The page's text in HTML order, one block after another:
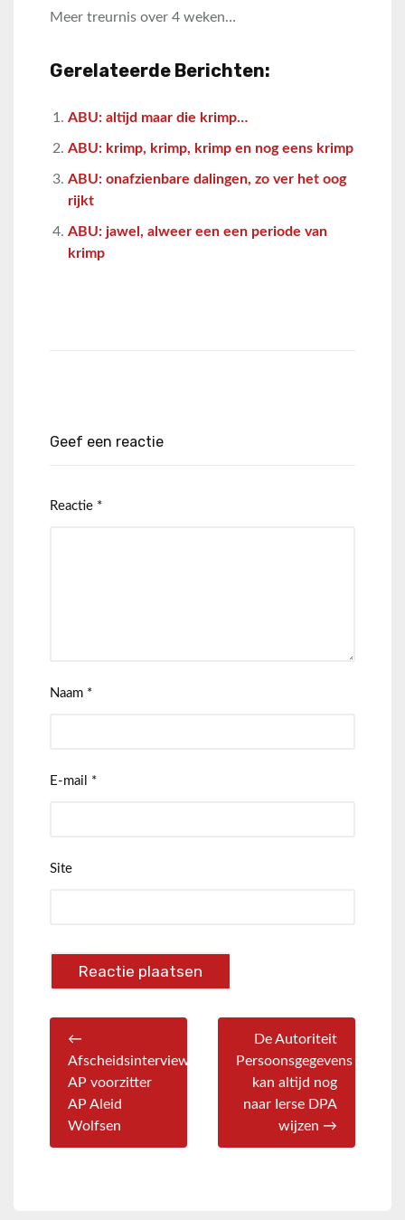
Meer treurnis over 4 weken…
Gerelateerde Berichten:
ABU: altijd maar die krimp…
ABU: krimp, krimp, krimp en nog eens krimp
ABU: onafzienbare dalingen, zo ver het oog
rijkt
ABU: jawel, alweer een een periode van
krimp
Geef een reactie
Reactie *
Naam *
E-mail *
Site
←
Afscheidsinterview
AP voorzitter
AP Aleid
Wolfsen
De Autoriteit
Persoonsgegevens
kan altijd nog
naar Ierse DPA
wijzen →